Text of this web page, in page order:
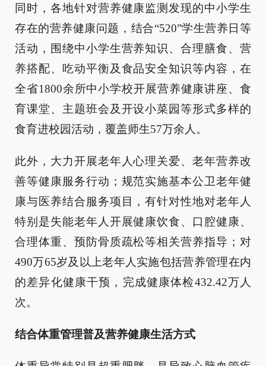
同时，各地针对营养健康监测发现的中小学生
存在的营养健康问题，结合“520”学生营养日等
活动，围绕中小学生营养知识、合理膳食、营
养搭配、吃动平衡及食品安全知识等内容，在
全省1800余所中小学校开展营养健康讲座、食
育课堂、主题班会及开设小菜园等形式多样的
食育进校园活动，覆盖师生57万余人。
此外，大力开展老年人心理关爱、老年营养改
善等健康服务行动；规范实施基本公卫老年健
康与医养结合服务项目，有针对性地对老年人
特别是失能老年人开展健康饮食、口腔健康、
合理体重、预防骨质疏松等相关营养指导；对
490万65岁及以上老年人实施包括营养管理在内
的差异化健康干预，完成健康体检432.42万人
次。
结合体重管理普及营养健康生活方式